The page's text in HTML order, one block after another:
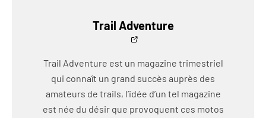
Trail Adventure
Trail Adventure est un magazine trimestriel
qui connaît un grand succès auprès des
amateurs de trails, l’idée d’un tel magazine
est née du désir que provoquent ces motos